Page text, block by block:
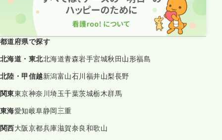
都道府県で探す
北海道・東北北海道青森岩手宮城秋田 山形福島
北陸・甲信越新潟富山石川 福井山梨長野
関東東京神奈川埼玉千葉茨城栃木群馬
東海愛知岐阜静岡三重
関西大阪京都兵庫滋賀奈良和歌山